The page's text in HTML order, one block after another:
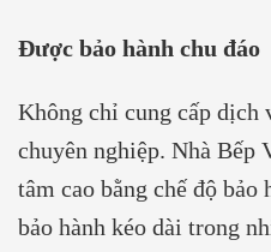
Được bảo hành chu đáo
Không chỉ cung cấp dịch
chuyên nghiệp. Nhà Bếp
tâm cao bằng chế độ bảo
bảo hành kéo dài trong